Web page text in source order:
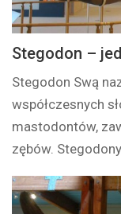
Stegodon –
Stegodon Swą
współczesnych
mastodontów,
zębów.